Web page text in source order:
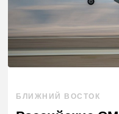
БЛИЖНИЙ ВОСТОК